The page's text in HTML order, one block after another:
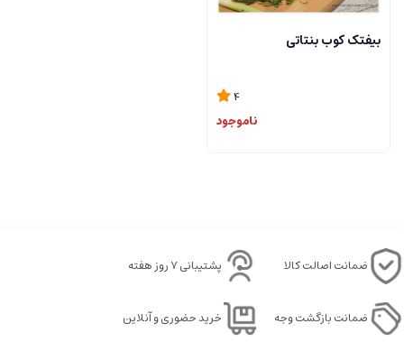
بیفتک کوب بنتاتی
4
ناموجود
ضمانت اصالت کالا پشتیبانی ۷ روز هفته
ضمانت بازگشت وجه خرید حضوری و آنلاین